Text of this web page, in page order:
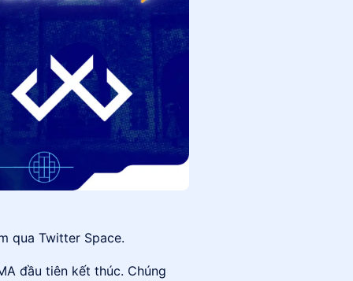
qua Twitter Space.
đầu tiên kết thúc. Chúng